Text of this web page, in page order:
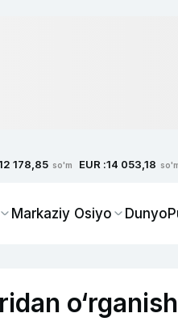
178,85 so'm EUR :14 053,18
Markaziy Osiyo Dunyo